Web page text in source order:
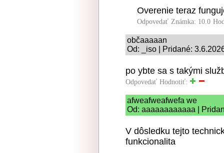
Overenie teraz
Odpovedať Známka: 10.0
občaaaaan
Od: _iso | Pridané:
po ybte sa s takými
Odpovedať Hodnotiť:
afweafweafwefa we
Od: aaaaaaaaaaaa |
V dôsledku tejto
funkcionalita